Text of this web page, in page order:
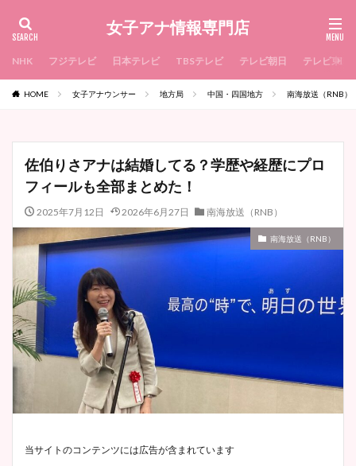
女子アナ情報専門店
NHK フジテレビ 日本テレビ TBSテレビ テレビ朝日 テレビ東京
HOME 女子アナウンサー 地方局 中国・四国地方 南海放送（RNB）
佐伯りさアナは結婚してる？学歴や経歴にプロ
フィールも全部まとめた！
2025年7月12日 2026年6月27日 南海放送（RNB）
南海放送（RNB）
当サイトのコンテンツには広告が含まれています